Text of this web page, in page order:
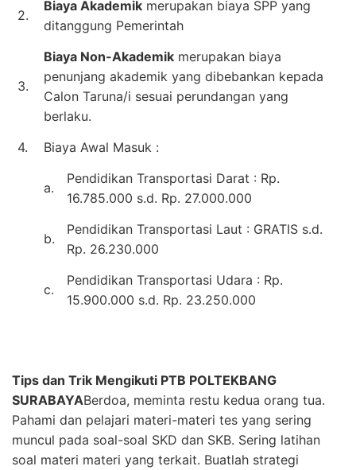
2.
Biaya Akademik merupakan biaya SPP yang
ditanggung Pemerintah
3.
Biaya Non-Akademik merupakan biaya
penunjang akademik yang dibebankan kepada
Calon Taruna/i sesuai perundangan yang
berlaku.
4.
Biaya Awal Masuk :
a.
Pendidikan Transportasi Darat : Rp.
16.785.000 s.d. Rp. 27.000.000
b.
Pendidikan Transportasi Laut : GRATIS s.d.
Rp. 26.230.000
c.
Pendidikan Transportasi Udara : Rp.
15.900.000 s.d. Rp. 23.250.000
Tips dan Trik Mengikuti PTB POLTEKBANG
SURABAYABerdoa, meminta restu kedua orang tua.
Pahami dan pelajari materi-materi tes yang sering
muncul pada soal-soal SKD dan SKB. Sering latihan
soal materi materi yang terkait. Buatlah strategi